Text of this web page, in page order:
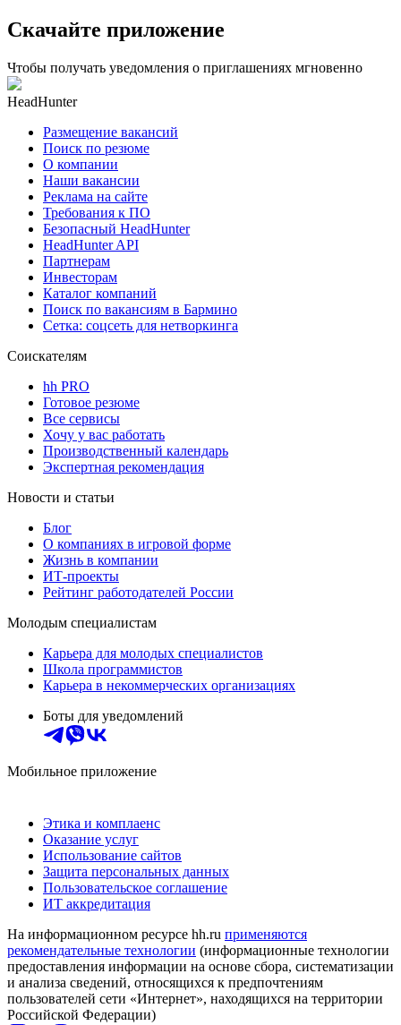
Скачайте приложение
Чтобы получать уведомления о приглашениях мгновенно
HeadHunter
Размещение вакансий
Поиск по резюме
О компании
Наши вакансии
Реклама на сайте
Требования к ПО
Безопасный HeadHunter
HeadHunter API
Партнерам
Инвесторам
Каталог компаний
Поиск по вакансиям в Бармино
Сетка: соцсеть для нетворкинга
Соискателям
hh PRO
Готовое резюме
Все сервисы
Хочу у вас работать
Производственный календарь
Экспертная рекомендация
Новости и статьи
Блог
О компаниях в игровой форме
Жизнь в компании
ИТ-проекты
Рейтинг работодателей России
Молодым специалистам
Карьера для молодых специалистов
Школа программистов
Карьера в некоммерческих организациях
Боты для уведомлений
Мобильное приложение
Этика и комплаенс
Оказание услуг
Использование сайтов
Защита персональных данных
Пользовательское соглашение
ИТ аккредитация
На информационном ресурсе hh.ru применяются
рекомендательные технологии (информационные технологии
предоставления информации на основе сбора, систематизации
и анализа сведений, относящихся к предпочтениям
пользователей сети «Интернет», находящихся на территории
Российской Федерации)